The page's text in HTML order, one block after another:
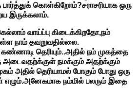
கொள்கிறோம்?சராசரியாக ஒரு
இருக்கலாம்.
வாய்ப்பு கிடைக்கிறதோ,நம்
நாம் தவறுவதில்லை.
கண்ணாடி தெரியும்..அதில் நம் முகத்தை
அடைவதற்க்குள் நமக்கும் அதற்க்கும்
அதில் தெரியாமல் போகும் போது ஒரு
எழும்.அனேகமாக நம்மில் பலரும் இதை